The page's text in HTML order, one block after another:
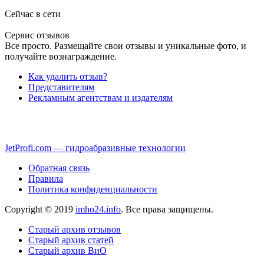
Сейчас в сети
Сервис отзывов
Все просто. Размещайте свои отзывы и уникальные фото, и
получайте вознаграждение.
Как удалить отзыв?
Представителям
Рекламным агентствам и издателям
JetProfi.com — гидроабразивные технологии
Обратная связь
Правила
Политика конфиденциальности
Copyright © 2019 imho24.info. Все права защищены.
Старый архив отзывов
Старый архив статей
Старый архив ВиО